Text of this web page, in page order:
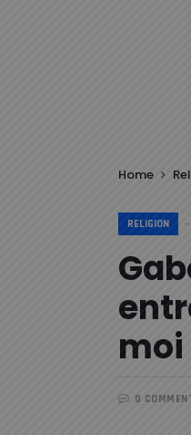
Home
RELIGION
moi
0